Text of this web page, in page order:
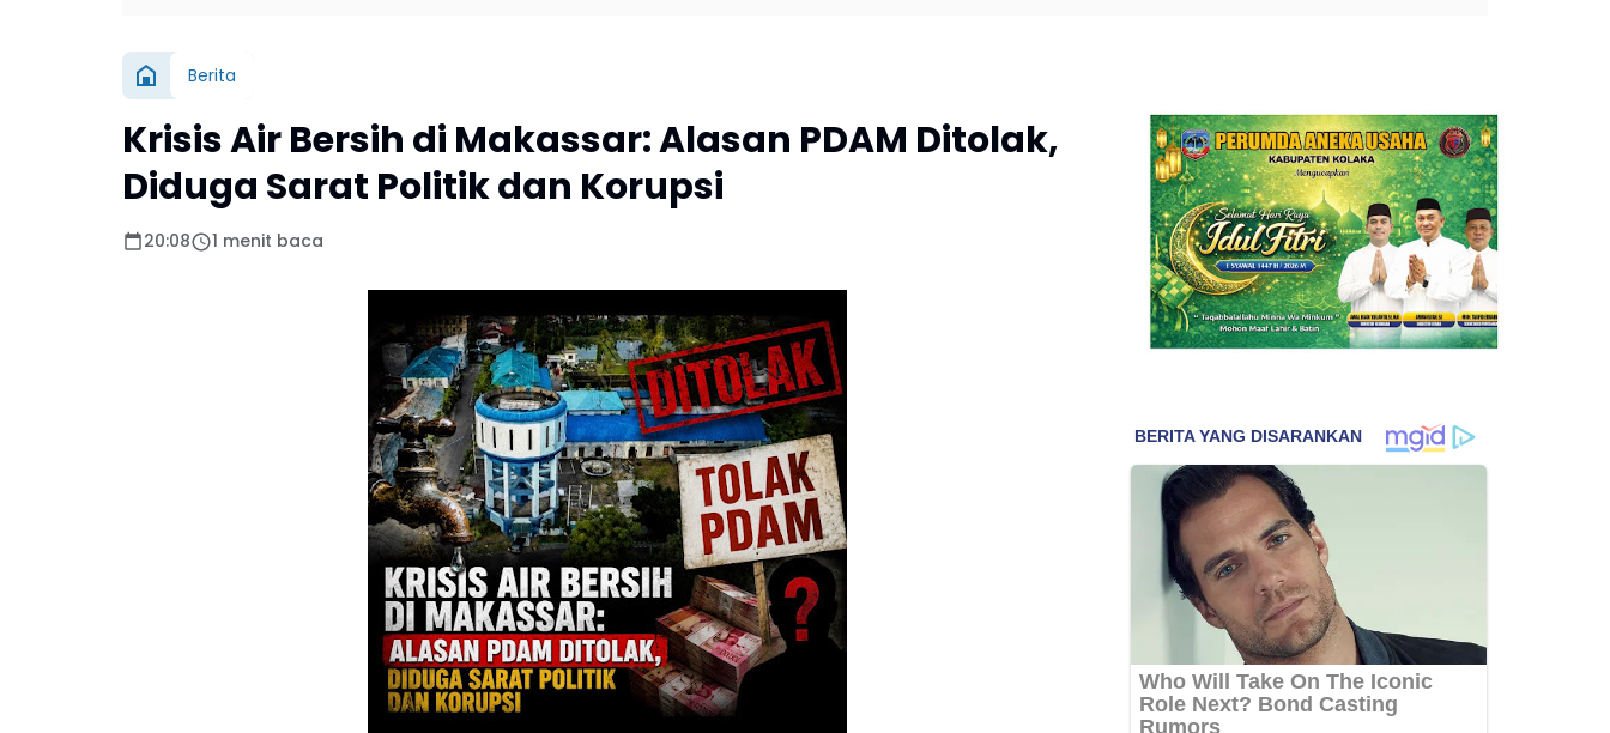
Berita
Krisis Air Bersih di Makassar: Alasan PDAM Ditolak,
Diduga Sarat Politik dan Korupsi
20:08 1 menit baca